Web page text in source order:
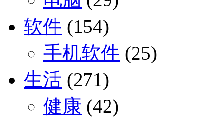
软件 (154)
手机软件 (25)
生活 (271)
健康 (42)